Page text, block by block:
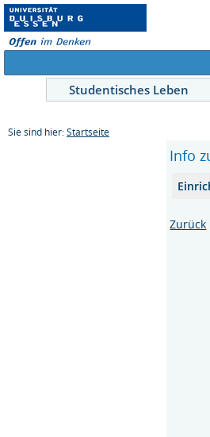
Studentisches Leben
Sie sind hier: Startseite
Info
Zurück